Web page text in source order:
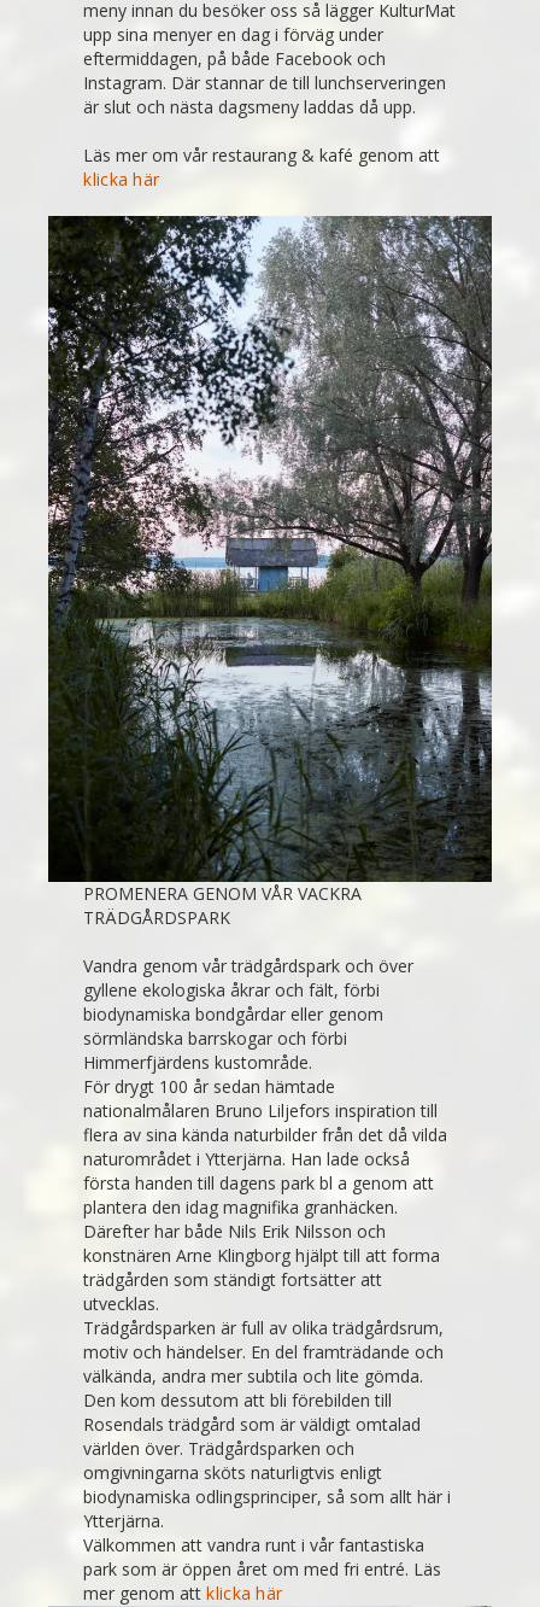
meny innan du besöker oss så lägger KulturMat
upp sina menyer en dag i förväg under
eftermiddagen, på både Facebook och
Instagram. Där stannar de till lunchserveringen
är slut och nästa dagsmeny laddas då upp.
Läs mer om vår restaurang & kafé genom att
klicka här
PROMENERA GENOM VÅR VACKRA
TRÄDGÅRDSPARK
Vandra genom vår trädgårdspark och över
gyllene ekologiska åkrar och fält, förbi
biodynamiska bondgårdar eller genom
sörmländska barrskogar och förbi
Himmerfjärdens kustområde.
För drygt 100 år sedan hämtade
nationalmålaren Bruno Liljefors inspiration till
flera av sina kända naturbilder från det då vilda
naturområdet i Ytterjärna. Han lade också
första handen till dagens park bl a genom att
plantera den idag magnifika granhäcken.
Därefter har både Nils Erik Nilsson och
konstnären Arne Klingborg hjälpt till att forma
trädgården som ständigt fortsätter att
utvecklas.
Trädgårdsparken är full av olika trädgårdsrum,
motiv och händelser. En del framträdande och
välkända, andra mer subtila och lite gömda.
Den kom dessutom att bli förebilden till
Rosendals trädgård som är väldigt omtalad
världen över. Trädgårdsparken och
omgivningarna sköts naturligtvis enligt
biodynamiska odlingsprinciper, så som allt här i
Ytterjärna.
Välkommen att vandra runt i vår fantastiska
park som är öppen året om med fri entré. Läs
mer genom attklicka här